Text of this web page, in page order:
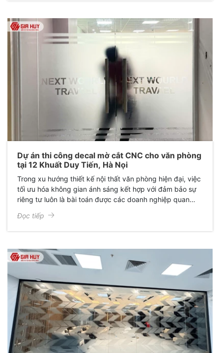
Dự án thi công decal mờ cắt CNC cho văn phòng
tại 12 Khuất Duy Tiến, Hà Nọi
Trong xu hướng thiết kế nội thất văn phòng hiện đại, việc
tối ưu hóa không gian ánh sáng kết hợp với đảm bảo sự
riêng tư luôn là bài toán được các doanh nghiệp quan
sắc dự án thi công decal mờ cắt CNC cho văn phòng anh
Tuấn Anh tại Hà Nội, mang lại một diện mạo hoàn toàn
Đọc tiếp